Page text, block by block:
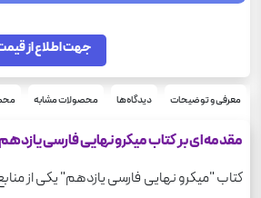
جهت اطلاع از
معرفی و توضیحات دیدگاه‌ها محصولات مشابه
مقدمه‌ای بر کتاب میکرو نهایی فارسی
کتاب "میکرو نهایی فارسی یازدهم" یکی از